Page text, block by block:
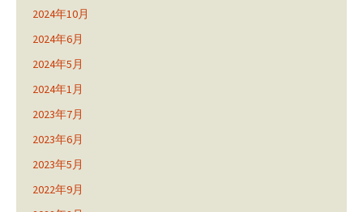
2024年10月
2024年6月
2024年5月
2024年1月
2023年7月
2023年6月
2023年5月
2022年9月